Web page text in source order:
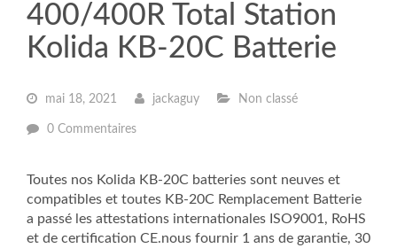
400/400R Total Station
Kolida KB-20C Batterie
mai 18, 2021 jackaguy Non classé
0 Commentaires
Toutes nos Kolida KB-20C batteries sont neuves et
compatibles et toutes KB-20C Remplacement Batterie
a passé les attestations internationales ISO9001, RoHS
et de certification CE.nous fournir 1 ans de garantie, 30